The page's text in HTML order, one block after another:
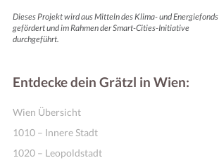
Dieses Projekt wird aus Mitteln des Klima- und Energiefonds
gefördert und im Rahmen der Smart-Cities-Initiative
durchgeführt.
Entdecke dein Grätzl in Wien:
Wien Übersicht
1010 – Innere Stadt
1020 – Leopoldstadt